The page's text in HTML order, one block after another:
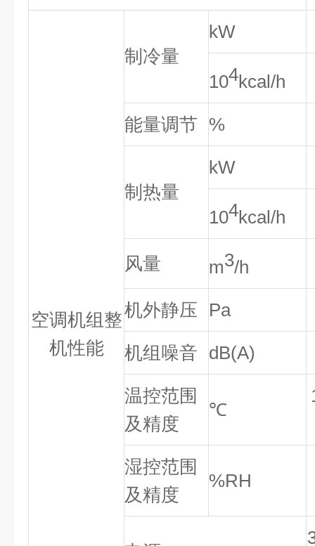
空调机组整
机性能
制冷量
kW
104kcal/h
能量调节 %
制热量
kW
104kcal/h
风量 m3/h
机外静压 Pa
机组噪音 dB(A)
温控范围
及精度
℃
湿控范围
及精度
%RH